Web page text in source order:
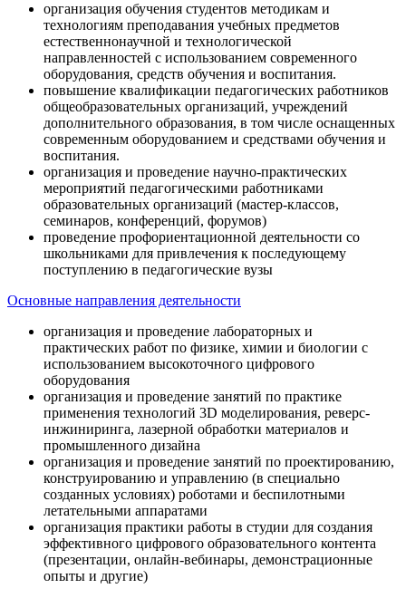
организация обучения студентов методикам и
технологиям преподавания учебных предметов
естественнонаучной и технологической
направленностей с использованием современного
оборудования, средств обучения и воспитания.
повышение квалификации педагогических работников
общеобразовательных организаций, учреждений
дополнительного образования, в том числе оснащенных
современным оборудованием и средствами обучения и
воспитания.
организация и проведение научно-практических
мероприятий педагогическими работниками
образовательных организаций (мастер-классов,
семинаров, конференций, форумов)
проведение профориентационной деятельности со
школьниками для привлечения к последующему
поступлению в педагогические вузы
Основные направления деятельности
организация и проведение лабораторных и
практических работ по физике, химии и биологии с
использованием высокоточного цифрового
оборудования
организация и проведение занятий по практике
применения технологий 3D моделирования, реверс-
инжиниринга, лазерной обработки материалов и
промышленного дизайна
организация и проведение занятий по проектированию,
конструированию и управлению (в специально
созданных условиях) роботами и беспилотными
летательными аппаратами
организация практики работы в студии для создания
эффективного цифрового образовательного контента
(презентации, онлайн-вебинары, демонстрационные
опыты и другие)